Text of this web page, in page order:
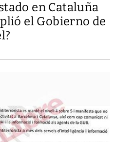
en Cataluña
el Gobierno de